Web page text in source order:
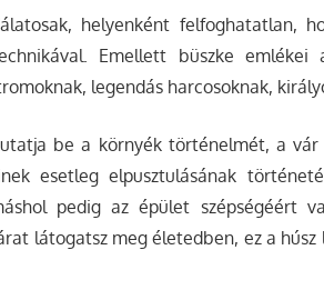
helyenként felfoghatatlan,
Emellett büszke emlékei
legendás harcosoknak,
be a környék történelmét, a vár
esetleg elpusztulásának
pedig az épület szépségéért
látogatsz meg életedben, ez a húsz